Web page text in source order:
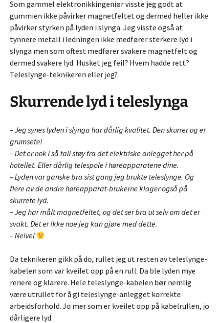
Som gammel elektronikkingeniør visste jeg godt at
gummien ikke påvirker magnetfeltet og dermed heller ikke
påvirker styrken på lyden i slynga. Jeg visste også at
tynnere metall i ledningen ikke medfører sterkere lyd i
slynga men som oftest medfører svakere magnetfelt og
dermed svakere lyd. Husket jeg feil? Hvem hadde rett?
Teleslynge-teknikeren eller jeg?
Skurrende lyd i teleslynga
– Jeg synes lyden i slynga har dårlig kvalitet. Den skurrer og er
grumsete!
– Det er nok i så fall støy fra det elektriske anlegget her på
hotellet. Eller dårlig telespole i høreapparatene dine.
– Lyden var ganske bra sist gang jeg brukte teleslynge. Og
flere av de andre høreapparat-brukerne klager også på
skurrete lyd.
– Jeg har målt magnetfeltet, og det ser bra ut selv om det er
svakt. Det er ikke noe jeg kan gjøre med dette.
– Neivel
Da teknikeren gikk på do, rullet jeg ut resten av teleslynge-
kabelen som var kveilet opp på en rull. Da ble lyden mye
renere og klarere. Hele teleslynge-kabelen bør nemlig
være utrullet for å gi teleslynge-anlegget korrekte
arbeidsforhold. Jo mer som er kveilet opp på kabelrullen, jo
dårligere lyd.